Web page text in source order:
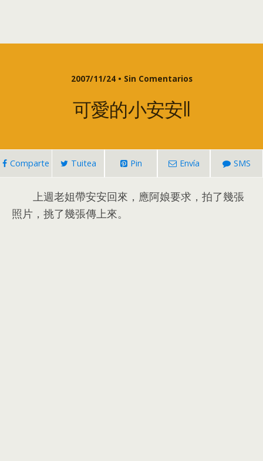
2007/11/24 • Sin Comentarios
可愛的小安安II
Comparte Tuitea Pin Envía SMS
上週老姐帶安安回來 ， 應阿娘要求 ， 拍了幾張
照片 ， 挑了幾張傳上來。